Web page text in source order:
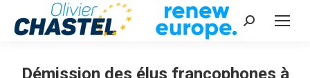
Recherche
Démission des élus francophones à